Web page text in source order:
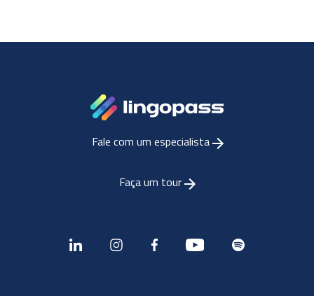
Fale com um especialista
Faça um tour